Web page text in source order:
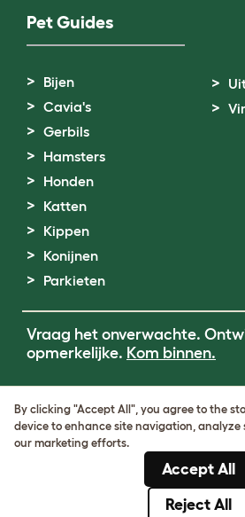
Pet Guides
Bijen
Cavia's
Gerbils
Hamsters
Honden
Katten
Kippen
Konijnen
Parkieten
Vraag het onverwachte.
opmerkelijke. Kom binnen.
Cookie & Privacy Policy
Cookie Settings
BTW-nummer: DE317631106
KvK-nummer: 05028498
By clicking "Accept All", you agree to the
device to enhance site navigation, analyze
our marketing efforts.
Accept All
Reject All